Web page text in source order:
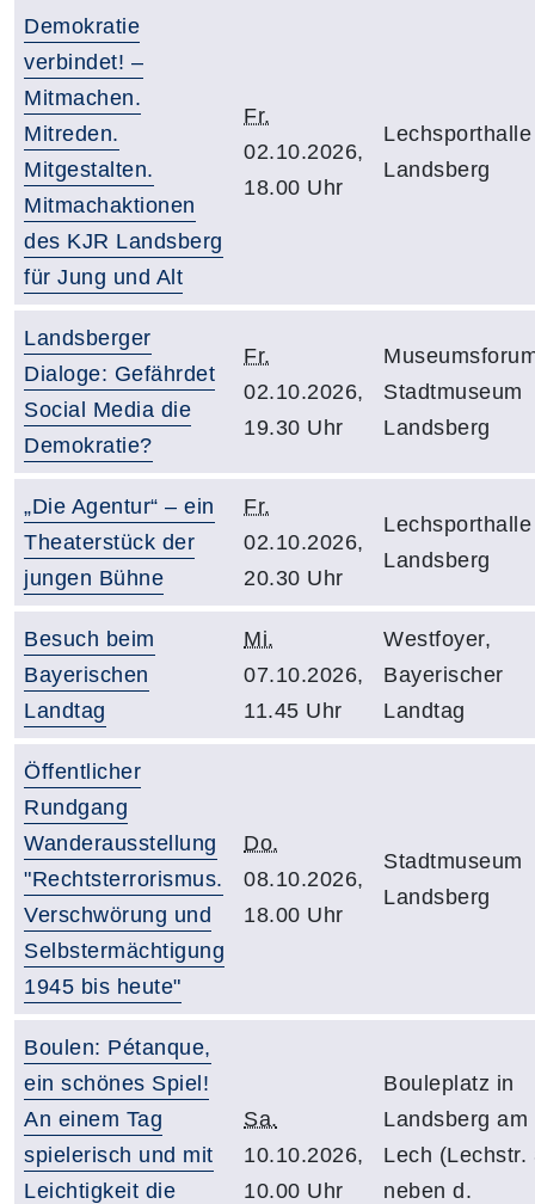
Demokratie
verbindet! –
Mitmachen.
Mitreden.
Mitgestalten.
Mitmachaktionen
des KJR Landsberg
für Jung und Alt
Fr.
02.10.2026,
18.00 Uhr
Lechsporthalle
Landsberg
Landsberger
Dialoge: Gefährdet
Social Media die
Demokratie?
Fr.
02.10.2026,
19.30 Uhr
Stadtmuseum
Landsberg
„Die Agentur“ – ein
Theaterstück der
jungen Bühne
Fr.
02.10.2026,
20.30 Uhr
Lechsporthalle
Landsberg
Besuch beim
Bayerischen
Landtag
Mi.
07.10.2026,
11.45 Uhr
Westfoyer,
Bayerischer
Landtag
Öffentlicher
Rundgang
Wanderausstellung
"Rechtsterrorismus.
Verschwörung und
Selbstermächtigung
1945 bis heute"
Do.
08.10.2026,
18.00 Uhr
Stadtmuseum
Landsberg
Boulen: Pétanque,
ein schönes Spiel!
An einem Tag
spielerisch und mit
Leichtigkeit die
Sa.
10.10.2026,
10.00 Uhr
Bouleplatz in
Landsberg am
Lech (Lechstr.
neben d.